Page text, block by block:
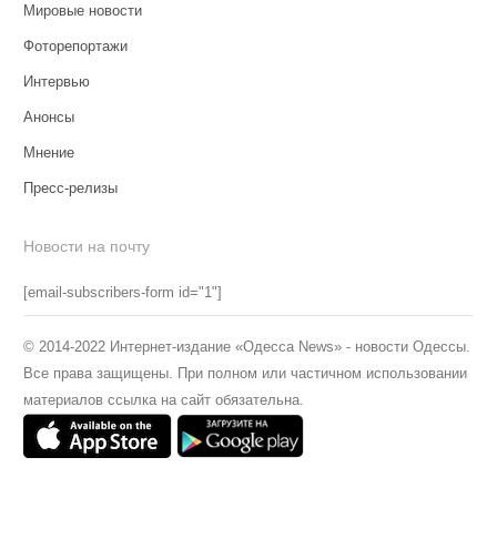
Мировые новости
Фоторепортажи
Интервью
Анонсы
Мнение
Пресс-релизы
Новости на почту
[email-subscribers-form id="1"]
© 2014-2022 Интернет-издание «Одесса News» - новости Одессы.
Все права защищены. При полном или частичном использовании
материалов ссылка на сайт обязательна.